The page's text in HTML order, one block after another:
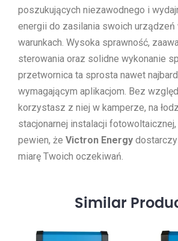
poszukujących niezawodnego i
energii do zasilania swoich urządzeń
warunkach. Wysoka sprawność,
sterowania oraz solidne wykonanie
przetwornica ta sprosta nawet
wymagającym aplikacjom. Bez
korzystasz z niej w kamperze, na
stacjonarnej instalacji
pewien, że Victron Energy
miarę Twoich oczekiwań.
Similar